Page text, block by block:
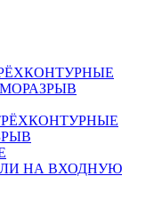
НА ВХОДНУЮ